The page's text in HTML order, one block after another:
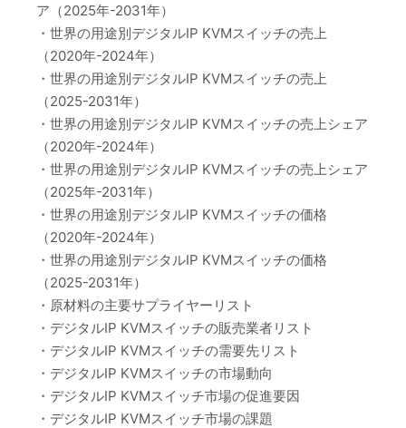
ア（2025年-2031年）
・世界の用途別デジタルIP KVMスイッチの売上
（2020年-2024年）
・世界の用途別デジタルIP KVMスイッチの売上
（2025-2031年）
・世界の用途別デジタルIP KVMスイッチの売上シェア
（2020年-2024年）
・世界の用途別デジタルIP KVMスイッチの売上シェア
（2025年-2031年）
・世界の用途別デジタルIP KVMスイッチの価格
（2020年-2024年）
・世界の用途別デジタルIP KVMスイッチの価格
（2025-2031年）
・原材料の主要サプライヤーリスト
・デジタルIP KVMスイッチの販売業者リスト
・デジタルIP KVMスイッチの需要先リスト
・デジタルIP KVMスイッチの市場動向
・デジタルIP KVMスイッチ市場の促進要因
・デジタルIP KVMスイッチ市場の課題